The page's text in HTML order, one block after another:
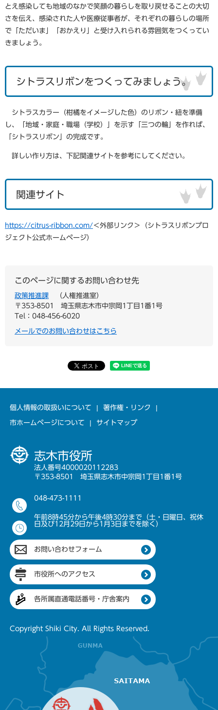
とえ感染しても地域のなかで笑顔の暮らしを取り戻せることの大切
さを伝え、感染された人や医療従事者が、それぞれの暮らしの場所
で「ただいま」「おかえり」と受け入れられる雰囲気をつくってい
きましょう。
シトラスリボンをつくってみましょう。
シトラスカラー（柑橘をイメージした色）のリボン・紐を準備
し、「地域・家庭・職場（学校）」を示す「三つの輪」を作れば、
「シトラスリボン」の完成です。
詳しい作り方は、下記関連サイトを参考にしてください。
関連サイト
https://citrus-ribbon.com/ ＜外部リンク＞
（シトラスリボンプロ
ジェクト公式ホームページ）
このページに関するお問い合わせ先
政策推進課
人権推進室
〒353-8501
埼玉県志木市中宗岡1丁目1番1号
Tel：048-456-6020
メールでのお問い合わせはこちら
個人情報の取扱いについて 著作権・リンク
市ホームページについて サイトマップ
志木市役所
法人番号4000020112283
〒353-8501 埼玉県志木市中宗岡1丁目1番1号
048-473-1111
午前8時45分から午後4時30分まで（土・日曜日、祝休
日及び12月29日から1月3日までを除く）
お問い合わせフォーム
市役所へのアクセス
各所属直通電話番号・庁舎案内
Copyright Shiki City. All Rights Reserved.